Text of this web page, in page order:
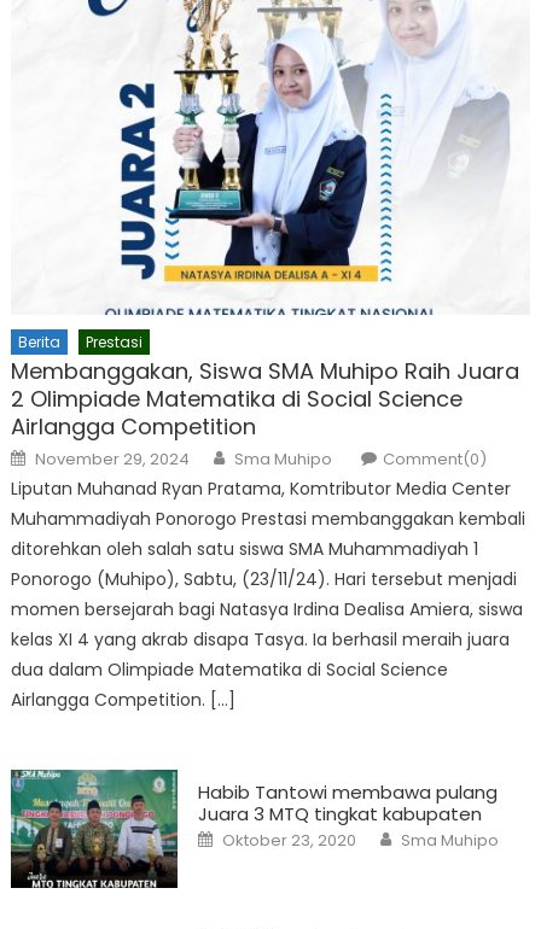
Berita Prestasi
Membanggakan, Siswa SMA Muhipo Raih Juara
2 Olimpiade Matematika di Social Science
Airlangga Competition
Posted
on
November 29, 2024 Author
Sma Muhipo Comment(0)
Liputan Muhanad Ryan Pratama, Komtributor Media Center
Muhammadiyah Ponorogo Prestasi membanggakan kembali
ditorehkan oleh salah satu siswa SMA Muhammadiyah 1
Ponorogo (Muhipo), Sabtu, (23/11/24). Hari tersebut menjadi
momen bersejarah bagi Natasya Irdina Dealisa Amiera, siswa
kelas XI 4 yang akrab disapa Tasya. Ia berhasil meraih juara
dua dalam Olimpiade Matematika di Social Science
Airlangga Competition. […]
Habib Tantowi membawa pulang
Juara 3 MTQ tingkat kabupaten
Posted
on
Oktober 23, 2020 Author
Sma Muhipo